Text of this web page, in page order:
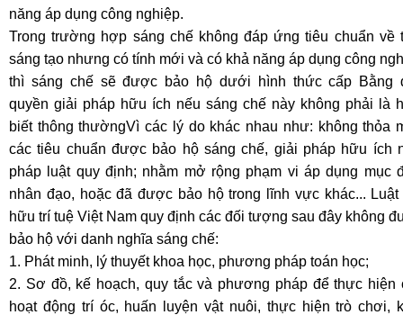
năng áp dụng công nghiệp.
Trong trường hợp sáng chế không đáp ứng tiêu chuẩn về
sáng tạo nhưng có tính mới và có khả năng áp dụng công
thì sáng chế sẽ được bảo hộ dưới hình thức cấp Bằng
quyền giải pháp hữu ích nếu sáng chế này không phải là
biết thông thườngVì các lý do khác nhau như: không thỏa
các tiêu chuẩn được bảo hộ sáng chế, giải pháp hữu ích
pháp luật quy định; nhằm mở rộng phạm vi áp dụng mục
nhân đạo, hoặc đã được bảo hộ trong lĩnh vực khác...
hữu trí tuệ Việt Nam quy định các đối tượng sau đây không
bảo hộ với danh nghĩa sáng chế:
1. Phát minh, lý thuyết khoa học, phương pháp toán học;
2. Sơ đồ, kế hoạch, quy tắc và phương pháp để thực hiện
hoạt động trí óc, huấn luyện vật nuôi, thực hiện trò chơi,